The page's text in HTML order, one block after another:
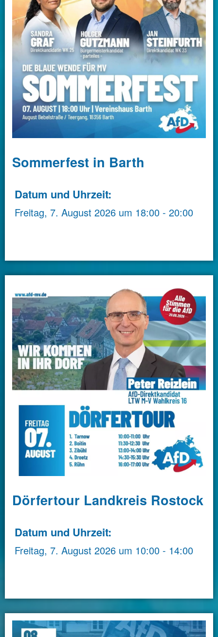
Sommerfest in Barth
Datum und Uhrzeit:
Freitag, 7. August 2026 um 18:00 - 20:00
Dörfertour Landkreis Rostock
Datum und Uhrzeit:
Freitag, 7. August 2026 um 10:00 - 14:00